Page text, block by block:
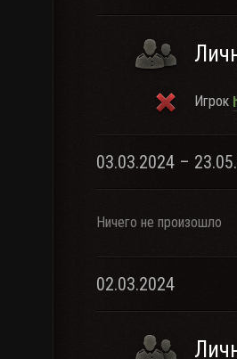
Игрок
03.03.2024 –
Ничего не произошло
02.03.2024